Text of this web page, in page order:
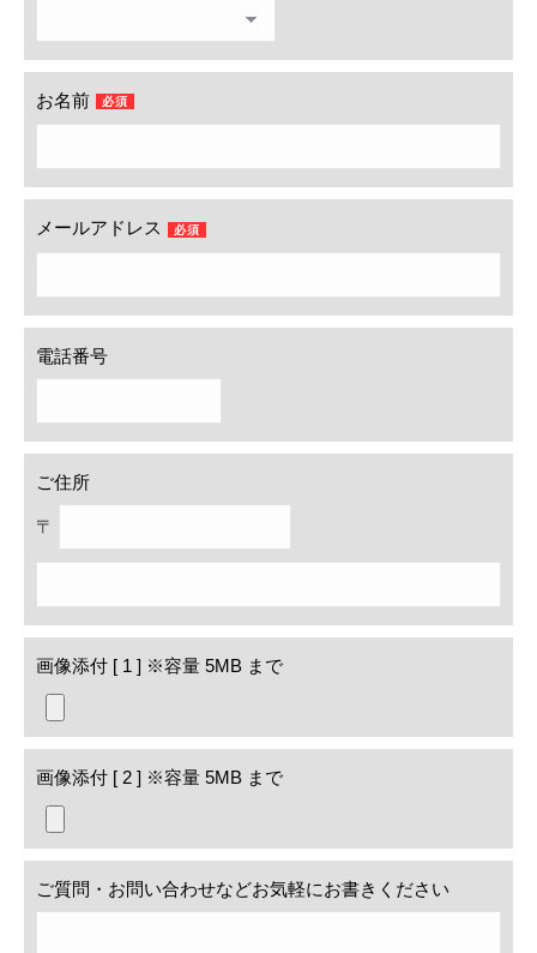
お名前 必須
メールアドレス 必須
電話番号
ご住所
〒
画像添付 [ 1 ] ※容量 5MB まで
画像添付 [ 2 ] ※容量 5MB まで
ご質問・お問い合わせなどお気軽にお書きください